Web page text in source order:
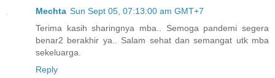
Mechta Sun Sept 05, 07:13:00 am GMT+7
Terima kasih sharingnya mba.. Semoga pandemi segera
benar2 berakhir ya.. Salam sehat dan semangat utk mba
sekeluarga.
Reply